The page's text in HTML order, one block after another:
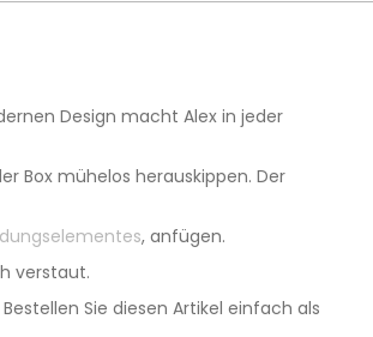
Design macht Alex in jeder
Box mühelos herauskippen. Der
, anfügen.
verstaut.
Sie diesen Artikel einfach als